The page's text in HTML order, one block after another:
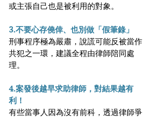
或主張自己也是被利用的對象。
3.不要心存僥倖、也別做「假筆錄」
刑事程序極為嚴肅，說謊可能反被當作
共犯之一環，建議全程由律師陪同處
理。
4.案發後越早求助律師，對結果越有
利！
有些當事人因為沒有前科，透過律師爭